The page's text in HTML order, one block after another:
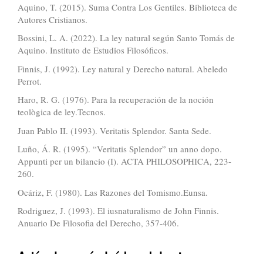
Aquino, T. (2015). Suma Contra Los Gentiles. Biblioteca de
Autores Cristianos.
Bossini, L. A. (2022). La ley natural según Santo Tomás de
Aquino. Instituto de Estudios Filosóficos.
Finnis, J. (1992). Ley natural y Derecho natural. Abeledo
Perrot.
Haro, R. G. (1976). Para la recuperación de la noción
teològica de ley.Tecnos.
Juan Pablo II. (1993). Veritatis Splendor. Santa Sede.
Luño, Á. R. (1995). “Veritatis Splendor” un anno dopo.
Appunti per un bilancio (I). ACTA PHILOSOPHICA, 223-
260.
Ocáriz, F. (1980). Las Razones del Tomismo.Eunsa.
Rodriguez, J. (1993). El iusnaturalismo de John Finnis.
Anuario De Filosofia del Derecho, 357-406.